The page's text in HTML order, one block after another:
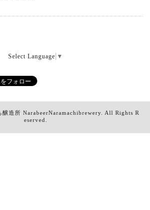
Select Language ▼
醸造所 NarabeerNaramachibrewery. All Rights R
eserved.